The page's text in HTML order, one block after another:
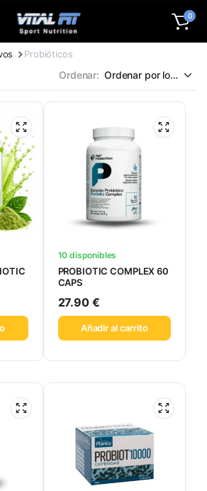
0
Probióticos
Ordenar:
10 disponibles
PROBIOTIC COMPLEX 60
CAPS
27.90 €
Añadir al carrito